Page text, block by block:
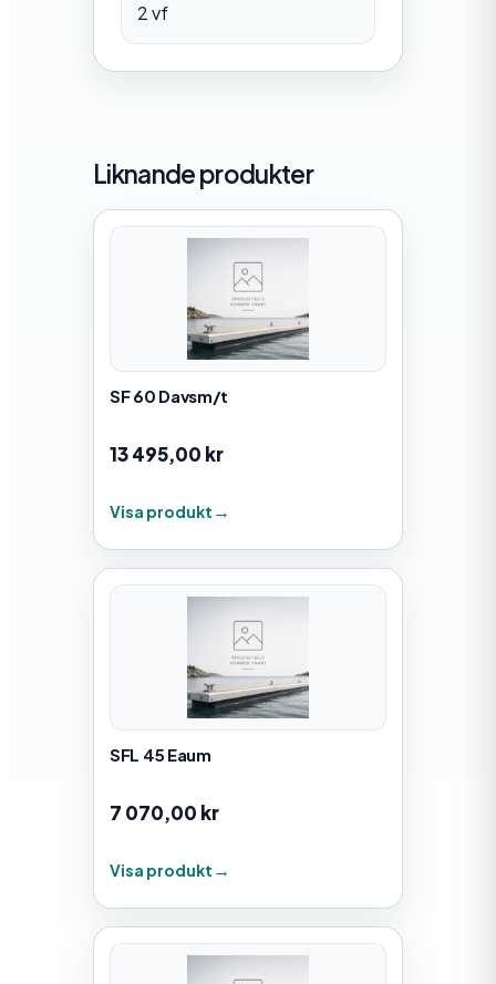
2 vf
Liknande produkter
SF 60 Davsm/t
13 495,00 kr
Visa produkt
SFL 45 Eaum
7 070,00 kr
Visa produkt